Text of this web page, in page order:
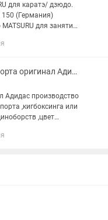
для каратэ/ дзюдо.
(Германия)
для занятий
Дзюдо, Айкидо
Шорты для спорта оригинал Адидас
Адидас производство
,кигбоксинга или
,цвет
,есть все размеры